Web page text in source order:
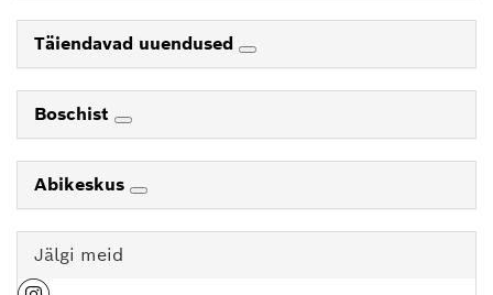
Täiendavad uuendused
Boschist
Abikeskus
Jälgi meid